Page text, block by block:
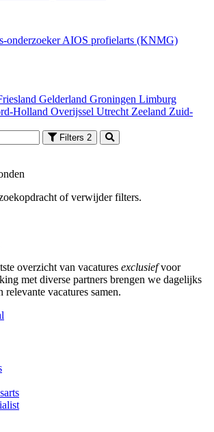
onderzoekerAIOS profielarts (KNMG)
Gelderland Groningen Limburg
Holland Overijssel Utrecht Zeeland Zuid-
Filters 2
of verwijder filters.
overzicht van vacatures exclusiefvoor
met diverse partners brengen we dagelijks
relevante vacatures samen.